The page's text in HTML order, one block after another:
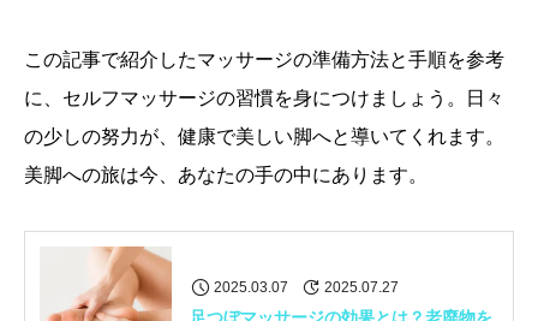
この記事で紹介したマッサージの準備方法と手順を参考
に、セルフマッサージの習慣を身につけましょう。日々
の少しの努力が、健康で美しい脚へと導いてくれます。
美脚への旅は今、あなたの手の中にあります。
2025.03.07 2025.07.27
足つぼマッサージの効果とは？老廃物を